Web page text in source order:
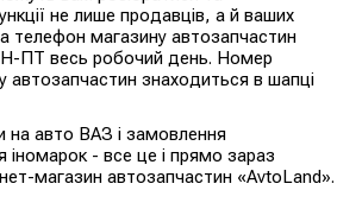
не лише продавців, а й ваших
телефон магазину автозапчастин
ПТ весь робочий день. Номер
автозапчастин знаходиться в шапці
на авто ВАЗ і замовлення
іномарок - все це і прямо зараз
магазин автозапчастин «AvtoLand».